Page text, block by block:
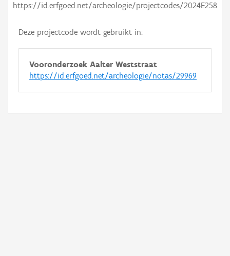
https://id.erfgoed.net/archeologie/projectcodes/2024E258
Deze projectcode wordt gebruikt in:
Vooronderzoek Aalter Weststraat
https://id.erfgoed.net/archeologie/notas/29969